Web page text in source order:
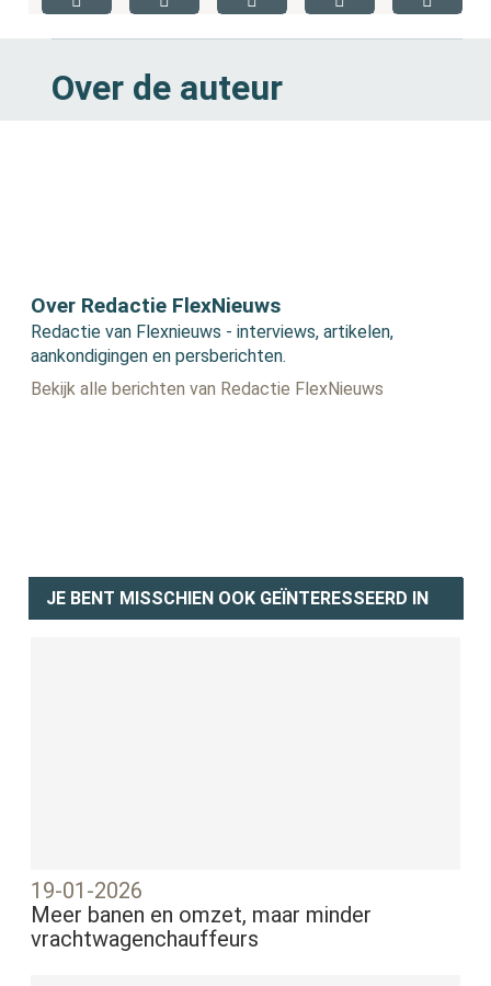
Over de auteur
Over Redactie FlexNieuws
Redactie van Flexnieuws - interviews, artikelen,
aankondigingen en persberichten.
Bekijk alle berichten van Redactie FlexNieuws
JE BENT MISSCHIEN OOK GEÏNTERESSEERD IN
19-01-2026
Meer banen en omzet, maar minder
vrachtwagenchauffeurs